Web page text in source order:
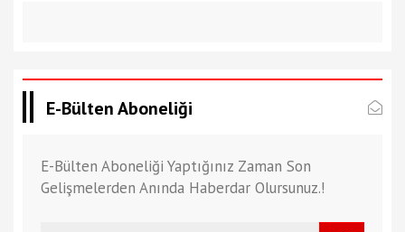
E-Bülten Aboneliği
E-Bülten Aboneliği Yaptığınız Zaman Son
Gelişmelerden Anında Haberdar Olursunuz.!